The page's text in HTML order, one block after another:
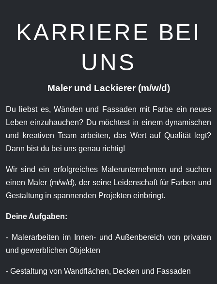
KARRIERE BEI
UNS
Maler und Lackierer (m/w/d)
Du liebst es, Wänden und Fassaden mit Farbe ein neues
Leben einzuhauchen? Du möchtest in einem dynamischen
und kreativen Team arbeiten, das Wert auf Qualität legt?
Dann bist du bei uns genau richtig!
Wir sind ein erfolgreiches Malerunternehmen und suchen
einen Maler (m/w/d), der seine Leidenschaft für Farben und
Gestaltung in spannenden Projekten einbringt.
Deine Aufgaben:
- Malerarbeiten im Innen- und Außenbereich von privaten
und gewerblichen Objekten
- Gestaltung von Wandflächen, Decken und Fassaden